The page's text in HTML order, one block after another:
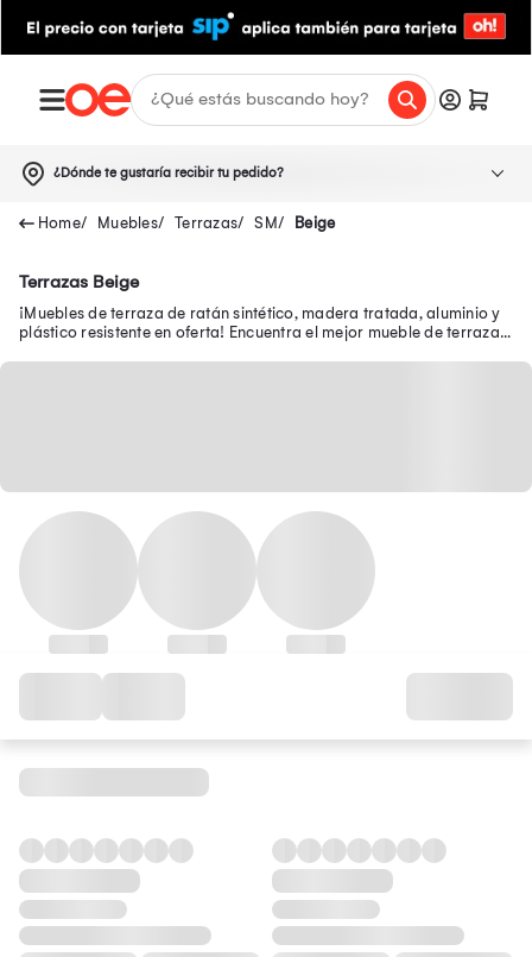
¿Dónde te gustaría recibir tu pedido?
Muebles Terrazas SM Beige
Terrazas Beige
¡Muebles de terraza de ratán sintético, madera tratada, aluminio y
plástico resistente en oferta! Encuentra el mejor mueble de terraza